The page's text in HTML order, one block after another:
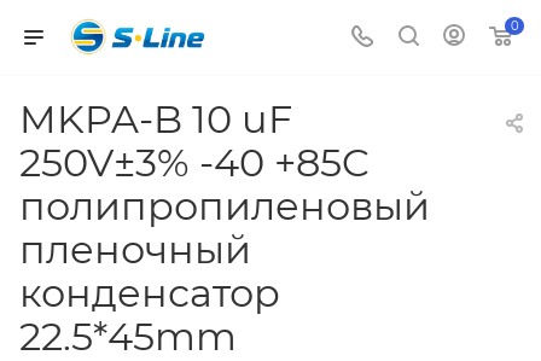
0
MKPA-B 10 uF
250V±3% -40 +85C
полипропиленовый
пленочный
конденсатор
22.5*45mm